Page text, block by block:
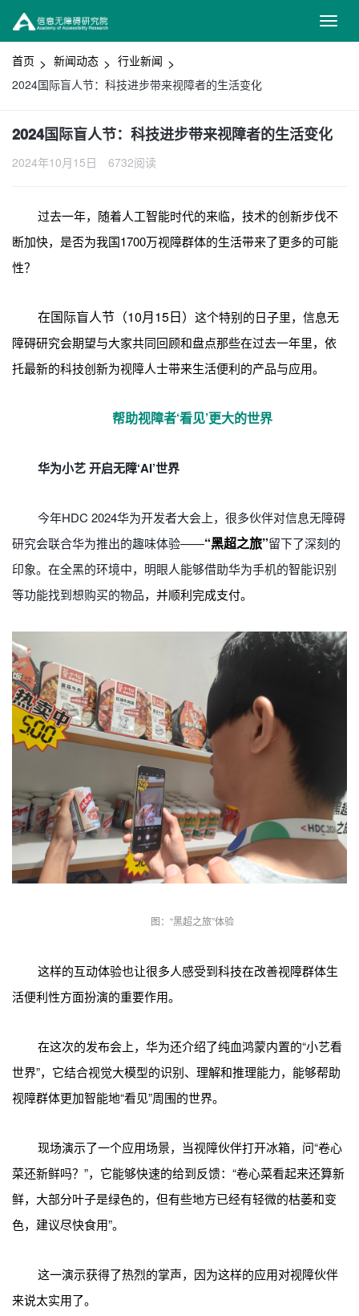
首页 新闻动态
行业新闻
2024国际盲人节：科技进步带来视障者的生活变化
2024国际盲人节：科技进步带来视障者的生活变化
2024年10月15日 6732阅读
过去一年，随着人工智能时代的来临，技术的创新步伐不
断加快，是否为我国1700万视障群体的生活带来了更多的可能
性？
在国际盲人节（10月15日） 这个特别的日子里，信息无
障碍研究会期望与大家共同回顾和盘点那些在过去一年里，依
托最新的科技创新为视障人士带来生活便利的产品与应用。
帮助视障者‘看见’更大的世界
华为小艺 开启无障‘AI’世界
今年HDC 2024华为开发者大会上，很多伙伴对信息无障碍
研究会联合华为推出的趣味体验——“黑超之旅”留下了深刻的
印象。在全黑的环境中，明眼人能够借助华为手机的智能识别
等功能找到想购买的物品，并顺利完成支付。
图：“黑超之旅”体验
这样的互动体验也让很多人感受到科技在改善视障群体生
活便利性方面扮演的重要作用。
在这次的发布会上，华为还介绍了纯血鸿蒙内置的“小艺看
世界”，它结合视觉大模型的识别、理解和推理能力，能够帮助
视障群体更加智能地“看见”周围的世界。
现场演示了一个应用场景，当视障伙伴打开冰箱，问“卷心
菜还新鲜吗？”，它能够快速的给到反馈：“卷心菜看起来还算新
鲜，大部分叶子是绿色的，但有些地方已经有轻微的枯萎和变
色，建议尽快食用”。
这一演示获得了热烈的掌声，因为这样的应用对视障伙伴
来说太实用了。